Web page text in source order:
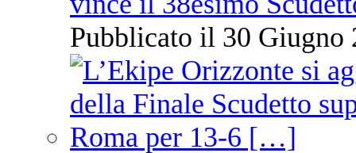
Pubblicato il 30 Giugno